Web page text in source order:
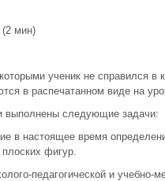
(2 мин)
ученик не справился в
в распечатанном виде на
выполнены следующие задачи:
в настоящее время
фигур.
педагогической и учебно-